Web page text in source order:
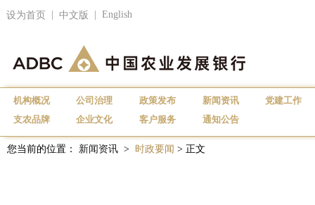
设为首页 中文版 English
机构概况 公司治理 政策发布 新闻资讯
党建工作
支农品牌
企业文化 客户服务 通知公告
您当前的位置： 新闻资讯 > 时政要闻 > 正文